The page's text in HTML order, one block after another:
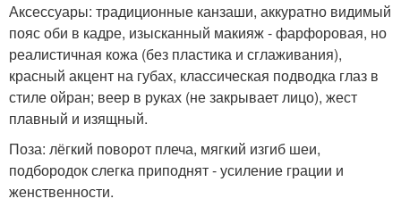
Аксессуары: традиционные канзаши, аккуратно видимый
пояс оби в кадре, изысканный макияж - фарфоровая, но
реалистичная кожа (без пластика и сглаживания),
красный акцент на губах, классическая подводка глаз в
стиле ойран; веер в руках (не закрывает лицо), жест
плавный и изящный.
Поза: лёгкий поворот плеча, мягкий изгиб шеи,
подбородок слегка приподнят - усиление грации и
женственности.